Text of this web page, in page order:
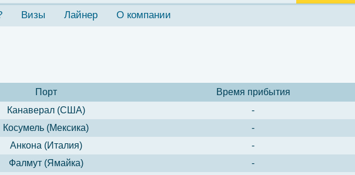
Визы Лайнер О компании
Порт Время прибытия
Канаверал (США)
-
Косумель (Мексика)
-
Анкона (Италия)
-
Фалмут (Ямайка)
-